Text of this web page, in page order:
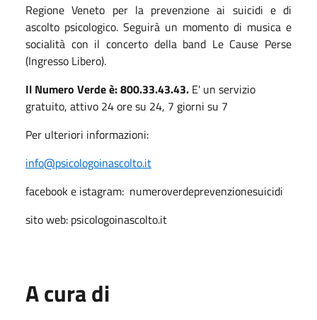
Regione Veneto per la prevenzione ai suicidi e di
ascolto psicologico. Seguirà un momento di musica e
socialità con il concerto della band Le Cause Perse
(Ingresso Libero).
Il Numero Verde è: 800.33.43.43. E' un servizio
gratuito, attivo 24 ore su 24, 7 giorni su 7
Per ulteriori informazioni:
info@psicologoinascolto.it
facebook e istagram: numeroverdeprevenzionesuicidi
sito web: psicologoinascolto.it
A cura di